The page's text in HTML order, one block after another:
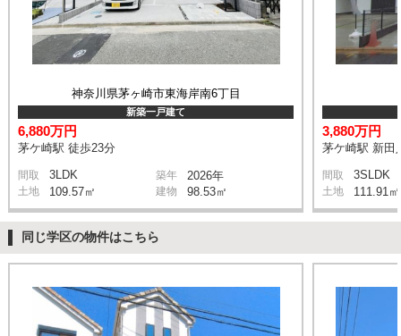
神奈川県茅ヶ崎市東海岸南6丁目
新築一戸建て
6,880万円
茅ケ崎駅 徒歩23分
間取 3LDK 築年 2026年
土地 109.57㎡ 建物 98.53㎡
3,880万円
茅ケ崎駅 新田
間取 3SLDK
土地 111.91㎡
同じ学区の物件はこちら